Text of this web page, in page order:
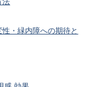
・緑内障への期待と